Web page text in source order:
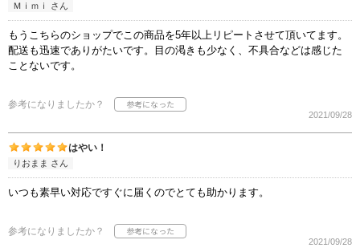
Ｍｉｍｉ さん
もうこちらのショップでこの商品を5年以上リピートさせて頂いてます。
配送も迅速でありがたいです。目の渇きも少なく、不具合などは感じた
ことないです。
参考になりましたか？
2021/09/28
はやい！
りおまま さん
いつも素早い対応ですぐに届くのでとても助かります。
参考になりましたか？
2021/09/28